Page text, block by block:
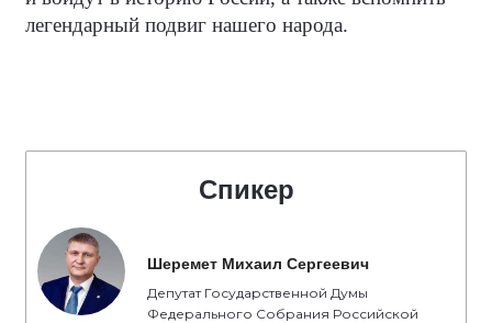
легендарный подвиг нашего народа.
Спикер
Шеремет Михаил Сергеевич
Депутат Государственной Думы
Федерального Собрания Российской